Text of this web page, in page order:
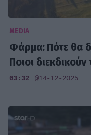
MEDIA
Φάρμα: Πότε θα
Ποιοι
03:32 @14-12-2025